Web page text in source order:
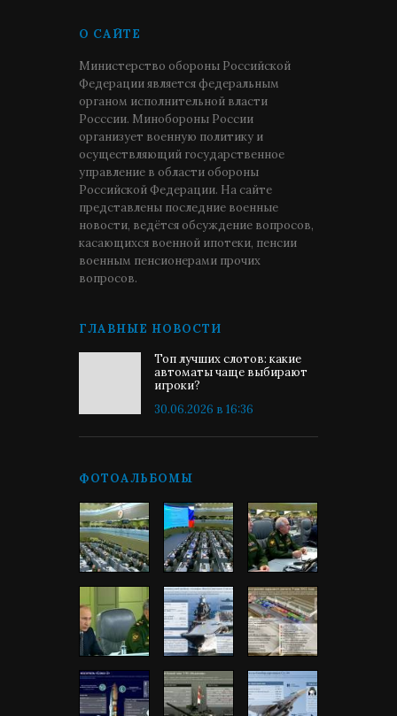
О САЙТЕ
Министерство обороны Российской
Федерации является федеральным
органом исполнительной власти
Росссии. Минобороны России
организует военную политику и
осуществляющий государственное
управление в области обороны
Российской Федерации. На сайте
представлены последние военные
новости, ведётся обсуждение вопросов,
касающихся военной ипотеки, пенсии
военным пенсионерами прочих
вопросов.
ГЛАВНЫЕ НОВОСТИ
Топ лучших слотов: какие
автоматы чаще выбирают
игроки?
30.06.2026 в 16:36
ФОТОАЛЬБОМЫ